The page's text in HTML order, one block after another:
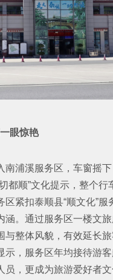
眼惊艳
南浦溪服务区，车窗摇
都顺”文化提示，整个行
区紧扣泰顺县“顺文化”服
涵。通过服务区一楼文
与整体风貌，有效延长旅
示，服务区年均接待游
员，更成为旅游爱好者